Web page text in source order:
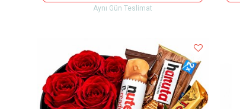
Aynı Gün Teslimat